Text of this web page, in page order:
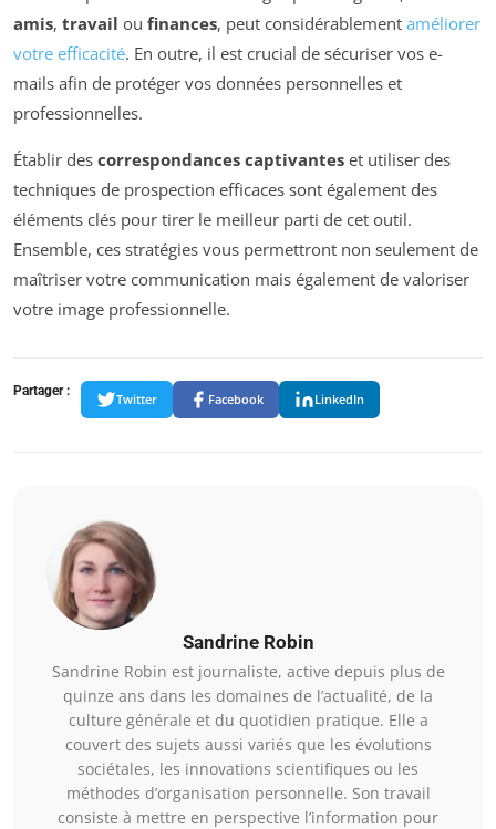
amis, travail ou finances, peut considérablement améliorer
votre efficacité. En outre, il est crucial de sécuriser vos e-
mails afin de protéger vos données personnelles et
professionnelles.
Établir des correspondances captivantes et utiliser des
techniques de prospection efficaces sont également des
éléments clés pour tirer le meilleur parti de cet outil.
Ensemble, ces stratégies vous permettront non seulement de
maîtriser votre communication mais également de valoriser
votre image professionnelle.
Partager :
Twitter Facebook LinkedIn
Sandrine Robin
Sandrine Robin est journaliste, active depuis plus de
quinze ans dans les domaines de l’actualité, de la
culture générale et du quotidien pratique. Elle a
couvert des sujets aussi variés que les évolutions
sociétales, les innovations scientifiques ou les
méthodes d’organisation personnelle. Son travail
consiste à mettre en perspective l’information pour